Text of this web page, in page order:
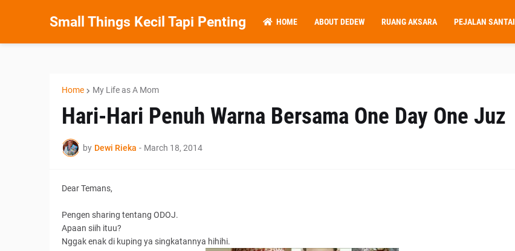
Small Things Kecil Tapi Penting HOME ABOUT DEDEW RUANG AKSARA PEJALAN SANTAI
Home My Life as A Mom
Hari-Hari Penuh Warna Bersama One Day One Juz
by Dewi Rieka - March 18, 2014
Dear Temans,
Pengen sharing tentang ODOJ.
Apaan siih ituu?
Nggak enak di kuping ya singkatannya hihihi.